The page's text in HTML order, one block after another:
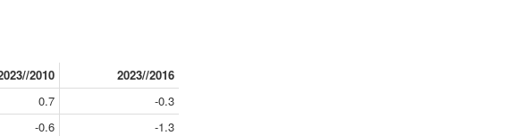
2010
2023//2016
0.7
-0.3
-0.6
-1.3